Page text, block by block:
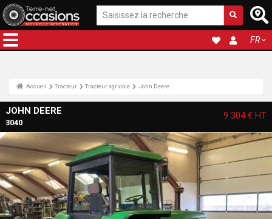
FR
Accueil Tracteur Tracteur agricole John Deere
JOHN DEERE
3040
9 304 € HT